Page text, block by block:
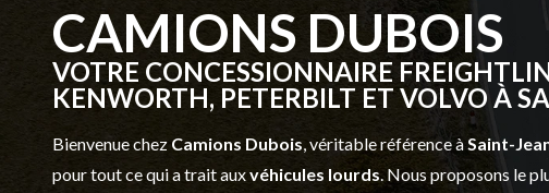
CAMIONS DUBOIS
VOTRE CONCESSIONNAIRE
KENWORTH, PETERBILT ET VOLVO À
Bienvenue chez Camions Dubois, véritable référence àSaint-
pour tout ce qui a trait auxvéhicules lourds. Nous proposons le